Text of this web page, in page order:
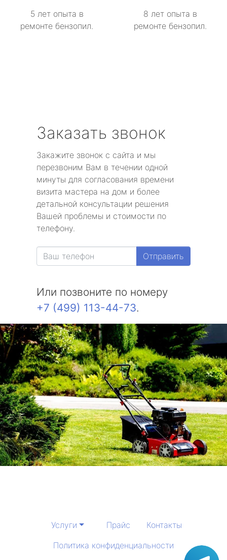
5 лет опыта в
ремонте бензопил.
8 лет опыта в
ремонте бензопил.
Заказать звонок
Закажите звонок с сайта и мы
перезвоним Вам в течении одной
минуты для согласования времени
визита мастера на дом и более
детальной консультации решения
Вашей проблемы и стоимости по
телефону.
Отправить
Или позвоните по номеру
+7 (499) 113-44-73.
Услуги Прайс
Контакты
Политика конфиденциальности